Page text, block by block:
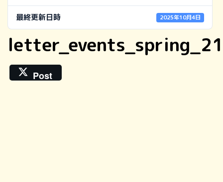
最終更新日時 2025年10月4日
letter_events_spring_21
Post